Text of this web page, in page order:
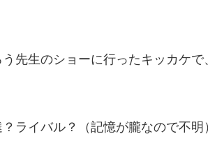
先生のショーに行ったキッカケ
ライバル？（記憶が朧なので不明